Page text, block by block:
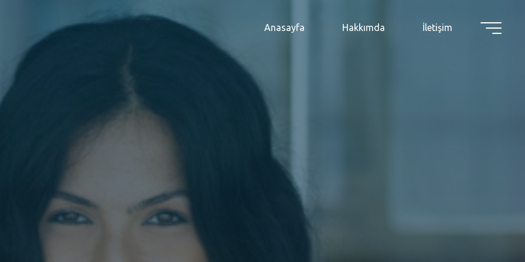
Anasayfa Hakkımda İletişim